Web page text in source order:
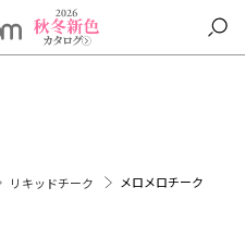
リキッドチーク メロメロチーク